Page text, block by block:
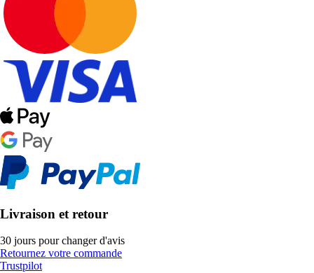
Livraison et retour
30 jours pour changer d'avis
Retournez votre commande
Trustpilot